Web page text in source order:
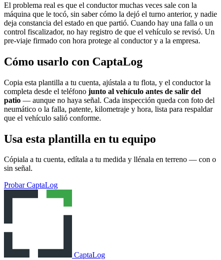
El problema real es que el conductor muchas veces sale con la
máquina que le tocó, sin saber cómo la dejó el turno anterior, y nadie
deja constancia del estado en que partió. Cuando hay una falla o un
control fiscalizador, no hay registro de que el vehículo se revisó. Un
pre-viaje firmado con hora protege al conductor y a la empresa.
Cómo usarlo con CaptaLog
Copia esta plantilla a tu cuenta, ajústala a tu flota, y el conductor la
completa desde el teléfono junto al vehículo antes de salir del
patio — aunque no haya señal. Cada inspección queda con foto del
neumático o la falla, patente, kilometraje y hora, lista para respaldar
que el vehículo salió conforme.
Usa esta plantilla en tu equipo
Cópiala a tu cuenta, edítala a tu medida y llénala en terreno — con o
sin señal.
Probar CaptaLog
CaptaLog